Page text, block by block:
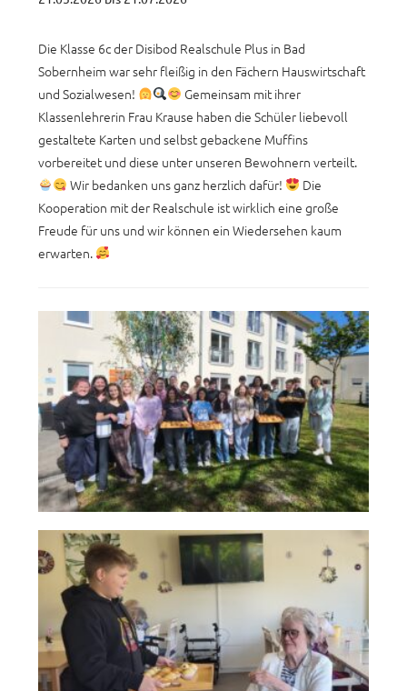
Die Klasse 6c der Disibod Realschule Plus in Bad
Sobernheim war sehr fleißig in den Fächern Hauswirtschaft
und Sozialwesen!
Gemeinsam mit ihrer
Klassenlehrerin Frau Krause haben die Schüler liebevoll
gestaltete Karten und selbst gebackene Muffins
vorbereitet und diese unter unseren Bewohnern verteilt.
Wir bedanken uns ganz herzlich dafür!
Die
Kooperation mit der Realschule ist wirklich eine große
Freude für uns und wir können ein Wiedersehen kaum
erwarten.